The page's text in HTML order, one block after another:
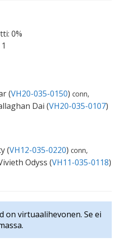
0%
(VH20-035-0150) conn,
Dai (VH20-035-0107)
(VH12-035-0220) conn,
Odyss (VH11-035-0118)
on virtuaalihevonen. Se ei